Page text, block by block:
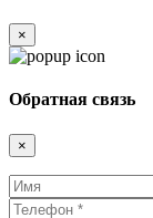
×
Обратная связь
×